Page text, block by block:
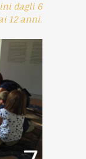
dagli 6
12 anni.